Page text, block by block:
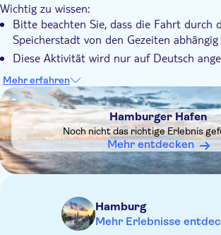
stimmungsvoll beleuchtete Speicherstadt
Ihr erfahrener Kapitän erzählt spannende
vermittelt lebendige Einblicke in den
Wichtig zu wissen:
Bitte beachten Sie, dass die Fahrt durch
Speicherstadt von den Gezeiten
Diese Aktivität wird nur auf Deutsch
Diese Aktivität wird für Kinder ab 5
Mehr erfahren
DSA1Hamburger Hafen
Hamburger Hafen
Noch nicht das richtige Erlebnis
Mehr entdecken
Hamburg
Mehr Erlebnisse